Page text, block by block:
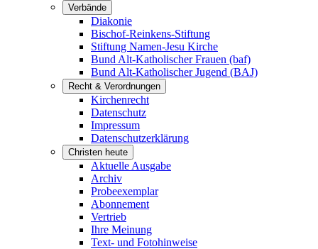
Verbände
Diakonie
Bischof-Reinkens-Stiftung
Stiftung Namen-Jesu Kirche
Bund Alt-Katholischer Frauen (baf)
Bund Alt-Katholischer Jugend (BAJ)
Recht & Verordnungen
Kirchenrecht
Datenschutz
Impressum
Datenschutzerklärung
Christen heute
Aktuelle Ausgabe
Archiv
Probeexemplar
Abonnement
Vertrieb
Ihre Meinung
Text- und Fotohinweise